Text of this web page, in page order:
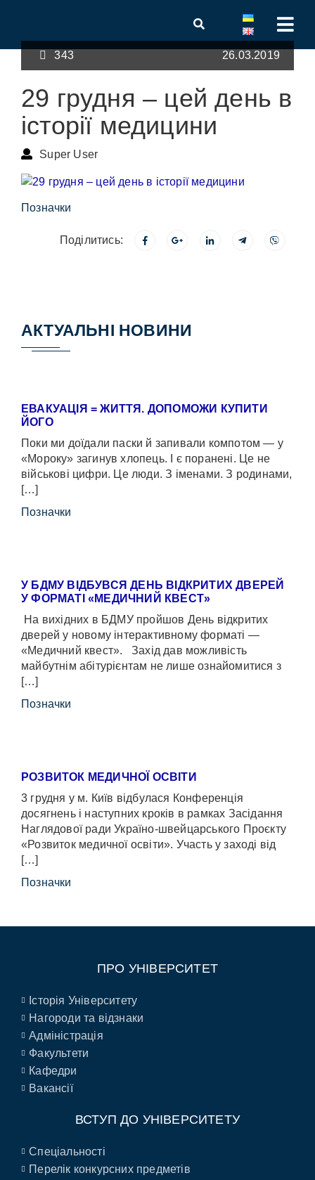
343 26.03.2019
29 грудня – цей день в
історії медицини
Super User
Позначки
Поділитись:
АКТУАЛЬНІ НОВИНИ
ЕВАКУАЦІЯ = ЖИТТЯ. ДОПОМОЖИ КУПИТИ
ЙОГО
Поки ми доїдали паски й запивали компотом — у
«Мороку» загинув хлопець. І є поранені. Це не
військові цифри. Це люди. З іменами. З родинами,
[…]
Позначки
У БДМУ ВІДБУВСЯ ДЕНЬ ВІДКРИТИХ ДВЕРЕЙ
У ФОРМАТІ «МЕДИЧНИЙ КВЕСТ»
На вихідних в БДМУ пройшов День відкритих
дверей у новому інтерактивному форматі —
«Медичний квест». Захід дав можливість
майбутнім абітурієнтам не лише ознайомитися з
[…]
Позначки
РОЗВИТОК МЕДИЧНОЇ ОСВІТИ
3 грудня у м. Київ відбулася Конференція
досягнень і наступних кроків в рамках Засідання
Наглядової ради Україно-швейцарського Проєкту
«Розвиток медичної освіти». Участь у заході від
[…]
Позначки
ПРО УНІВЕРСИТЕТ
Історія Університету
Нагороди та відзнаки
Адміністрація
Факультети
Кафедри
Вакансії
ВСТУП ДО УНІВЕРСИТЕТУ
Спеціальності
Перелік конкурсних предметів